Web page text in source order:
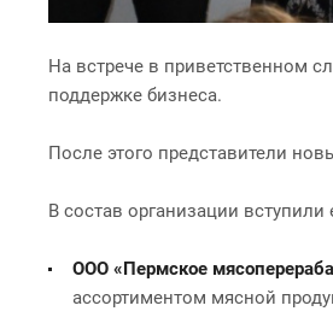
На встрече в приветственном
поддержке бизнеса.
После этого представители
В состав организации
ООО «Пермское
ассортиментом мясной